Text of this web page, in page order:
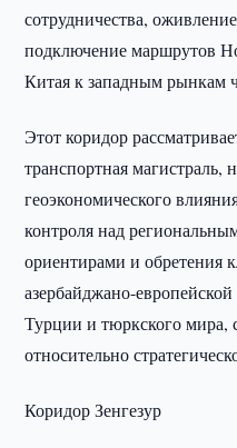
сотрудничества,
подключение маршрутов
Китая к западным рынкам
Этот коридор
транспортная магистраль,
геоэкономического
контроля над
ориентирами и обретения
азербайджано-
Турции и тюркского мира,
относительно
Коридор Зенгезур